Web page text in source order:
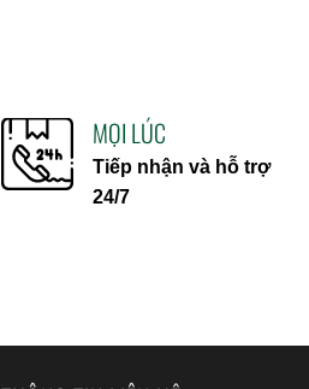
MỌI LÚC
Tiếp nhận và hỗ trợ
24/7